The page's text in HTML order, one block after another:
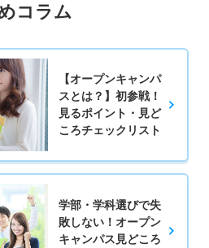
コラム
【オープンキャンパ
スとは？】初参戦！
見るポイント・見ど
ころチェックリスト
学部・学科選びで失
敗しない！オープン
キャンパス見どころ